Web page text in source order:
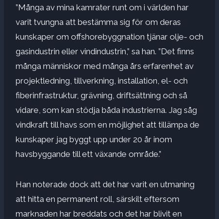
”Många av mina kamrater runt om i världen har
varit tvungna att bestämma sig för om deras
kunskaper om offshorebyggnation tjänar olje- och
gasindustrin eller vindindustrin,” sa han. ”Det finns
många människor med många års erfarenhet av
projektledning, tillverkning, installation, el- och
fiberinfrastruktur, grävning, driftsättning och så
vidare, som kan stödja båda industrierna. Jag såg
vindkraft till havs som en möjlighet att tillämpa de
kunskaper jag byggt upp under 20 år inom
havsbyggande till ett växande område.”
Han noterade dock att det har varit en utmaning
att hitta en permanent roll, särskilt eftersom
marknaden har breddats och det har blivit en